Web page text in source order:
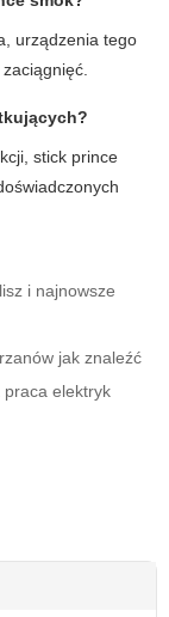
urządzenia tego
stick prince
i najnowsze
jak znaleźć
praca elektryk